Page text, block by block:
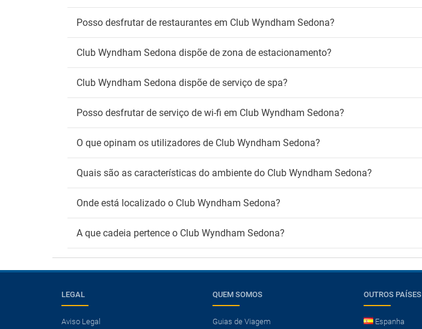
Posso desfrutar de restaurantes em Club Wyndham Sedona?
Club Wyndham Sedona dispõe de zona de estacionamento?
Club Wyndham Sedona dispõe de serviço de spa?
Posso desfrutar de serviço de wi-fi em Club Wyndham Sedona?
O que opinam os utilizadores de Club Wyndham Sedona?
Quais são as características do ambiente do Club Wyndham Sedona?
Onde está localizado o Club Wyndham Sedona?
A que cadeia pertence o Club Wyndham Sedona?
LEGAL
Aviso Legal
QUEM SOMOS
Guias de Viagem
OUTROS PAÍSES
Espanha